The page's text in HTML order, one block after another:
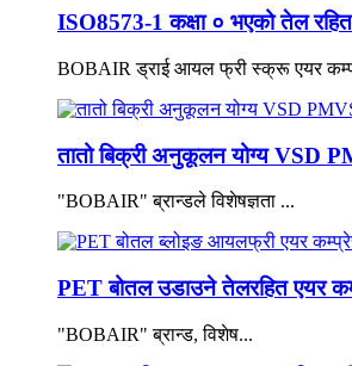
ISO8573-1 कक्षा ० भएको तेल
BOBAIR ड्राई आयल फ्री स्क्रू एयर
तातो बिक्री अनुकूलन योग्य VSD
"BOBAIR" ब्रान्डले विशेषज्ञता ...
PET बोतल उडाउने तेलरहित एयर
"BOBAIR" ब्रान्ड, विशेष...